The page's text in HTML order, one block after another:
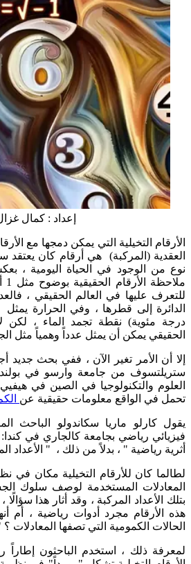
إعداد : كمال
الأرقام التخيلية التي يمكن دمجها مع
العقدية (المركبة) هي أرقام كان يعتقد
نوع من الوجود في الحياة اليومية ،
درجة مئوية) نقطة تجمد الماء ، لكن
الحقيقي يمكن أن يمثل عدداً وهمياً مثل
إلا أن الأمر تغير الآن ، ففي بحث جديد
ستريلتسوف من جامعة وارسو في
العلوم والتكنولوجيا في الصين في هيفيي
تحمل في الواقع معلومات حقيقية عن
يقول كارلو ماريا سكاندولو الباحث
فيزيائي رياضي بجامعة كالجاري في
أثرية رياضية " ، بدلاً من ذلك ، " الأعداد
لطالما كان للأرقام التخيلية مكان في
المعادلات المستخدمة لوصف سلوك
بتلك الأعداد المركبة ، وقد أثار هذا
هذه الأرقام مجرد أدوات رياضية ، أم
الحالات الكمومية التي تصفها المعادلات ؟
لمعرفة ذلك ، استخدم الباحثون إطاراً